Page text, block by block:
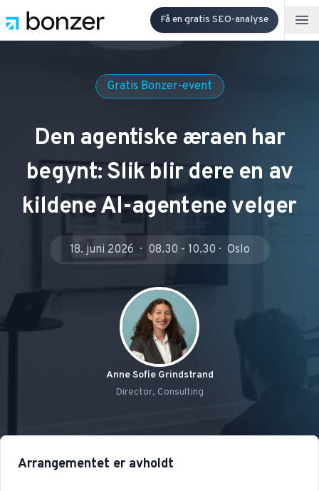
Få en gratis SEO-analyse
Gratis Bonzer-event
Den agentiske æraen har
begynt: Slik blir dere en av
kildene AI-agentene velger
18. juni 2026 08.30 - 10.30 Oslo
Anne Sofie Grindstrand
Director, Consulting
Arrangementet er avholdt